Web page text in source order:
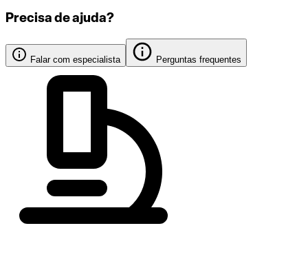
Precisa de ajuda?
Falar com especialista Perguntas frequentes